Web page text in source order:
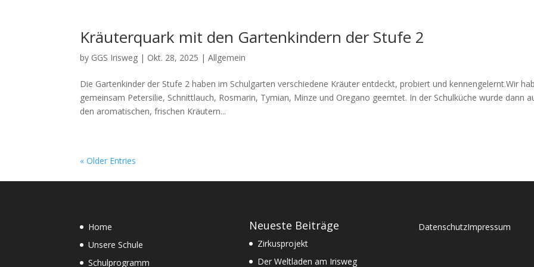
Kräuterquark mit den Gartenkindern der Stufe 2
by GGS Irisweg | Okt. 28, 2025 |Allgemein
Die Gartenkinder der Stufe 2 haben im Schulgarten verschiedene Kräuter entdeckt, probiert und kennengelernt.Wir
gemeinsam Petersilie, Schnittlauch, Rosmarin, Tymian, Minze und Oregano geerntet. In der Schulküche wurde dann
den aromatischen, frischen Kräutern...
« Older Entries
Home
Unsere Schule
Schulprogramm
Neueste Beiträge
Zirkusprojekt
Der Weltladen am Irisweg
DatenschutzImpressum